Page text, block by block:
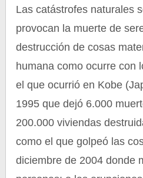
Las catástrofes naturales
provocan la muerte de
destrucción de cosas
humana como ocurre con
el que ocurrió en Kobe
1995 que dejó 6.000
200.000 viviendas
como el que golpeó las
diciembre de 2004 donde